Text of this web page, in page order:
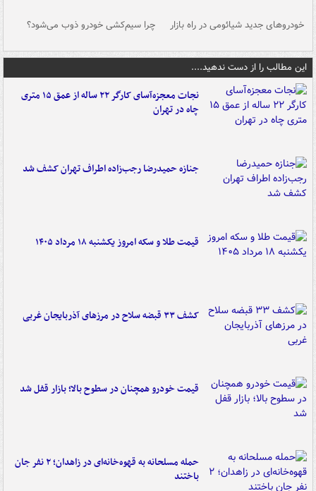
خودروهای جدید شیائومی در راه بازار چرا سیم‌کشی خودرو ذوب می‌شود؟
این مطالب را از دست ندهید....
نجات معجزه‌آسای کارگر ۲۲ ساله از عمق ۱۵ متری
چاه در تهران
جنازه حمیدرضا رجب‌زاده اطراف تهران کشف شد
قیمت طلا و سکه امروز یکشنبه ۱۸ مرداد ۱۴۰۵
کشف ۳۳ قبضه سلاح در مرزهای آذربایجان غربی
قیمت خودرو همچنان در سطوح بالا؛ بازار قفل شد
حمله مسلحانه به قهوه‌خانه‌ای در زاهدان؛ ۲ نفر جان
باختند